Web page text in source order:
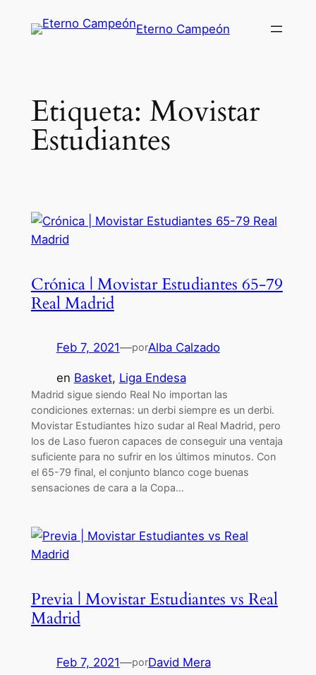
Eterno Campeón
Etiqueta: Movistar
Estudiantes
Crónica | Movistar Estudiantes 65-79
Real Madrid
Feb 7, 2021—porAlba Calzado
en Basket, Liga Endesa
Madrid sigue siendo Real No importan las
condiciones externas: un derbi siempre es un derbi.
Movistar Estudiantes hizo sudar al Real Madrid, pero
los de Laso fueron capaces de conseguir una ventaja
suficiente para no sufrir en los últimos minutos. Con
el 65-79 final, el conjunto blanco coge buenas
sensaciones de cara a la Copa…
Previa | Movistar Estudiantes vs Real
Madrid
Feb 7, 2021—porDavid Mera